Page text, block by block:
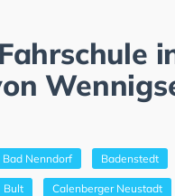
Bad Nenndorf Badenstedt
Bult Calenberger Neustadt